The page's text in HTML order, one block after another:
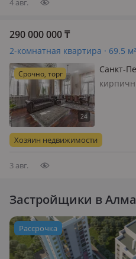
4 авг.
290 000 000₸
2-комнатная квартира · 69.5
Срочно, торг
Санкт-
гoду, в
Хозяин недвижимости
3 авг.
Застройщики в
Рассрочка